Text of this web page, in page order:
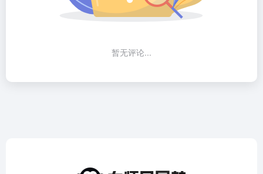
暂无评论...